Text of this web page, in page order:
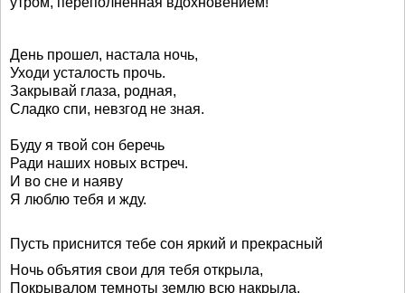
День прошел, настала ночь,
Уходи усталость прочь.
Закрывай глаза, родная,
Сладко спи, невзгод не зная.
Буду я твой сон беречь
Ради наших новых встреч.
И во сне и наяву
Я люблю тебя и жду.
Пусть приснится тебе сон яркий и прекрасный
Ночь объятия свои для тебя открыла,
Покрывалом темноты землю всю накрыла,